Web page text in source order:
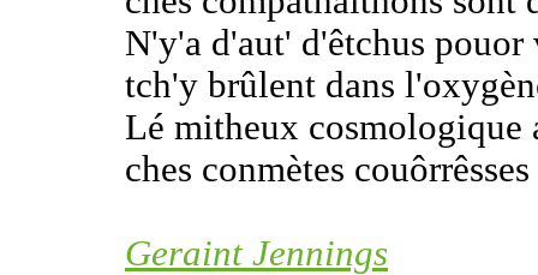
N'y'a d'aut' d'êtchus pouor
tch'y brûlent dans
Lé mitheux cosmologique
ches conmètes
Geraint Jennings